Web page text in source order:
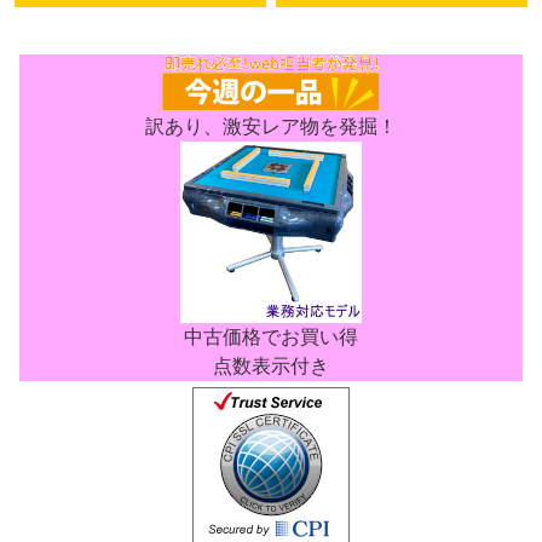
訳あり、激安レア物を発掘！
中古価格でお買い得
点数表示付き